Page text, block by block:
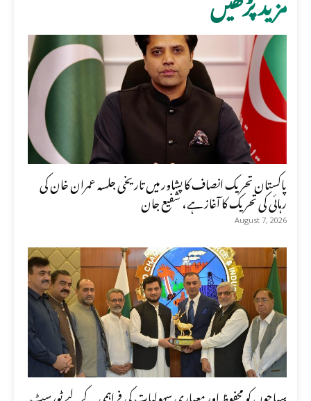
پاکستان تحریک انصاف کا پشاور میں تاریخی جلسہ عمران خان کی
رہائی کی تحریک کا آغاز ہے، شفیع جان
August 7, 2026
سیاحوں کو محفوظ اور معیاری سہولیات کی فراہمی کے لیے ٹورسٹ